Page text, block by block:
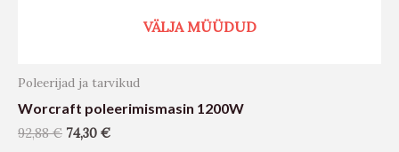
VÄLJA MÜÜDUD
Poleerijad ja tarvikud
Worcraft poleerimismasin 1200W
92,88€ 74,30 €